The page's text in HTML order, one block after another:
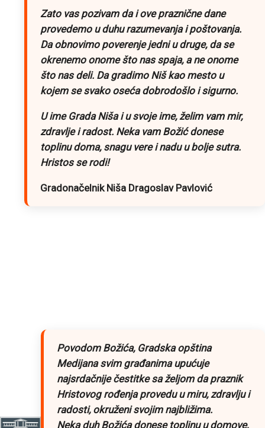
Zato vas pozivam da i ove praznične dane
provedemo u duhu razumevanja i poštovanja.
Da obnovimo poverenje jedni u druge, da se
okrenemo onome što nas spaja, a ne onome
što nas deli. Da gradimo Niš kao mesto u
kojem se svako oseća dobrodošlo i sigurno.
U ime Grada Niša i u svoje ime, želim vam mir,
zdravlje i radost. Neka vam Božić donese
toplinu doma, snagu vere i nadu u bolje sutra.
Hristos se rodi!
Gradonačelnik Niša Dragoslav Pavlović
Povodom Božića, Gradska opština
Medijana svim građanima upućuje
najsrdačnije čestitke sa željom da praznik
Hristovog rođenja provedu u miru, zdravlju i
radosti, okruženi svojim najbližima.
Neka duh Božića donese toplinu u domove,